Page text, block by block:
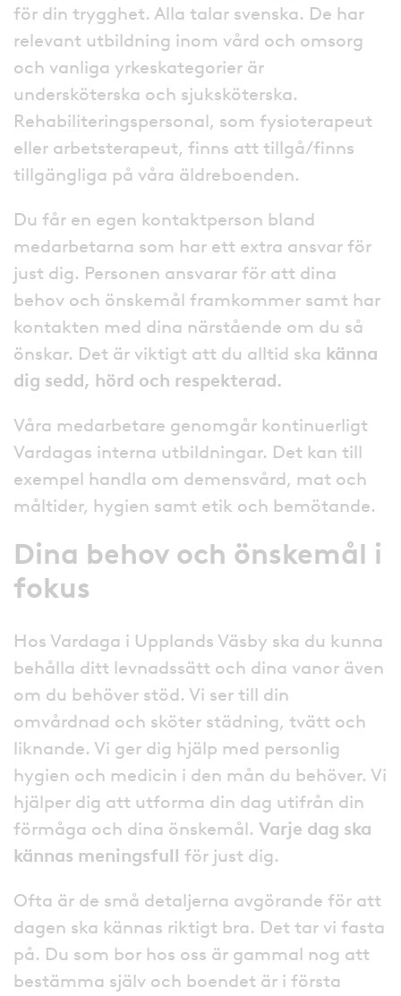
för din trygghet. Alla talar svenska. De har
relevant utbildning inom vård och omsorg
och vanliga yrkeskategorier är
undersköterska och sjuksköterska.
Rehabiliteringspersonal, som fysioterapeut
eller arbetsterapeut, finns att tillgå/finns
tillgängliga på våra äldreboenden.
Du får en egen kontaktperson bland
medarbetarna som har ett extra ansvar för
just dig. Personen ansvarar för att dina
behov och önskemål framkommer samt har
kontakten med dina närstående om du så
önskar. Det är viktigt att du alltid ska känna
dig sedd, hörd och respekterad.
Våra medarbetare genomgår kontinuerligt
Vardagas interna utbildningar. Det kan till
exempel handla om demensvård, mat och
måltider, hygien samt etik och bemötande.
Dina behov och önskemål i
fokus
Hos Vardaga i Upplands Väsby ska du kunna
behålla ditt levnadssätt och dina vanor även
om du behöver stöd. Vi ser till din
omvårdnad och sköter städning, tvätt och
liknande. Vi ger dig hjälp med personlig
hygien och medicin i den mån du behöver. Vi
hjälper dig att utforma din dag utifrån din
förmåga och dina önskemål. Varje dag ska
kännas meningsfull för just dig.
Ofta är de små detaljerna avgörande för att
dagen ska kännas riktigt bra. Det tar vi fasta
på. Du som bor hos oss är gammal nog att
bestämma själv och boendet är i första